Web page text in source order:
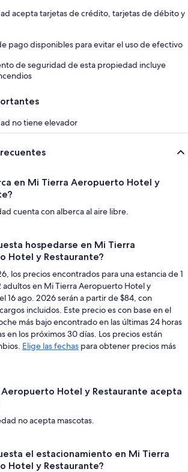
acepta tarjetas de crédito, tarjetas de débito y
pago disponibles para evitar el uso de efectivo
de seguridad de esta propiedad incluye
no tiene elevador
en Mi Tierra Aeropuerto Hotel y
cuenta con alberca al aire libre.
hospedarse en Mi Tierra
Hotel y Restaurante?
los precios encontrados para una estancia de 1
adultos en Mi Tierra Aeropuerto Hotel y
16 ago. 2026 serán a partir de $84, con
incluidos. Este precio es con base en el
más bajo encontrado en las últimas 24 horas
en los próximos 30 días. Los precios están
Elige las fechas para obtener precios más
Hotel y Restaurante acepta
no acepta mascotas.
el estacionamiento en Mi Tierra
Hotel y Restaurante?